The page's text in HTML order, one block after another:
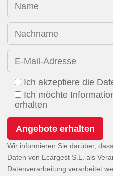
Name
Nachname
E-Mail-Adresse
Ich akzeptiere die
Ich möchte
erhalten
Wir informieren Sie darüber,
Daten von Ecargest S.L. als
Datenverarbeitung verarbeitet